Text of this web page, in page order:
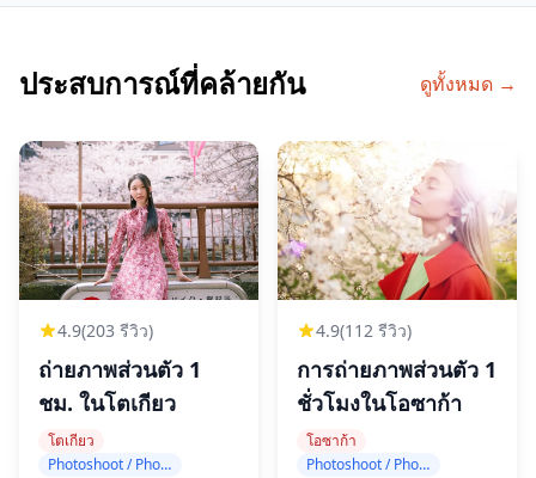
ประสบการณ์ที่คล้ายกัน ดูทั้งหมด →
4.9(203 รีวิว)
ถ่ายภาพส่วนตัว 1
ชม. ในโตเกียว
โตเกียว
Photoshoot / Photo tour
4.9(112 รีวิว)
การถ่ายภาพส่วนตัว 1
ชั่วโมงในโอซาก้า
โอซาก้า
Photoshoot / Photo tour